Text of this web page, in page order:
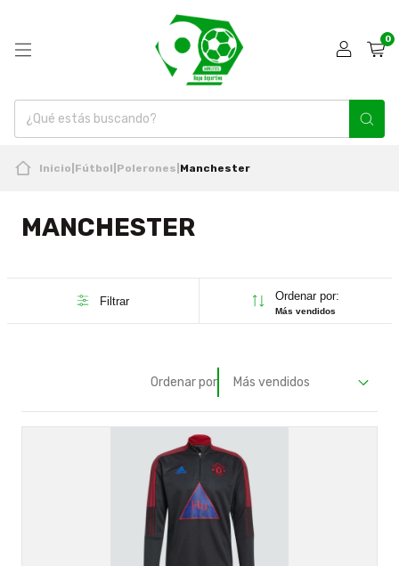
0
Inicio Fútbol Polerones Manchester
MANCHESTER
Filtrar Ordenar por:
Más vendidos
Ordenar por